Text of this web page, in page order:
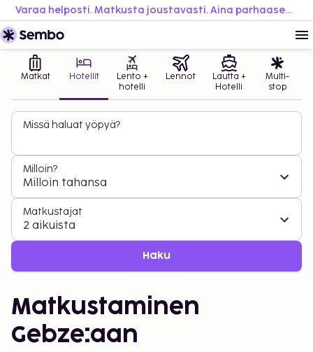
Varaa helposti. Matkusta joustavasti. Aina parhaaseen hintaan.
Matkat Hotellit
Lento +
hotelli
Lennot
Lautta +
Hotelli
Multi-
stop
Missä haluat yöpyä?
Milloin?
Milloin tahansa
Matkustajat
2 aikuista
Haku
Matkustaminen
Gebze:aan